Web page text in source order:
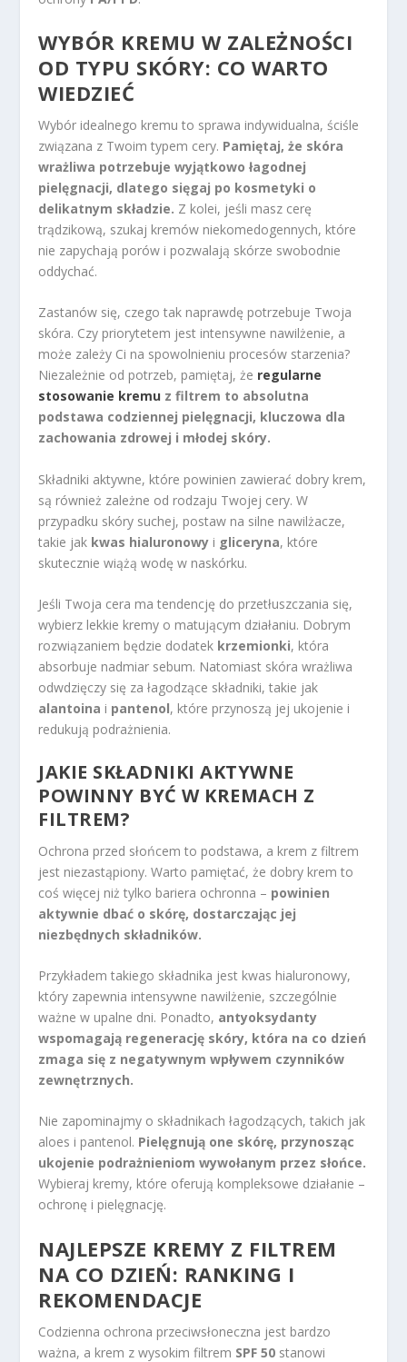
WYBÓR KREMU W ZALEŻNOŚCI
OD TYPU SKÓRY: CO WARTO
WIEDZIEĆ
Wybór idealnego kremu to sprawa indywidualna, ściśle
związana z Twoim typem cery. Pamiętaj, że skóra
wrażliwa potrzebuje wyjątkowo łagodnej
pielęgnacji, dlatego sięgaj po kosmetyki o
delikatnym składzie. Z kolei, jeśli masz cerę
trądzikową, szukaj kremów niekomedogennych, które
nie zapychają porów i pozwalają skórze swobodnie
oddychać.
Zastanów się, czego tak naprawdę potrzebuje Twoja
skóra. Czy priorytetem jest intensywne nawilżenie, a
może zależy Ci na spowolnieniu procesów starzenia?
Niezależnie od potrzeb, pamiętaj, że regularne
stosowanie kremu z filtrem to absolutna
podstawa codziennej pielęgnacji, kluczowa dla
zachowania zdrowej i młodej skóry.
Składniki aktywne, które powinien zawierać dobry krem,
są również zależne od rodzaju Twojej cery. W
przypadku skóry suchej, postaw na silne nawilżacze,
takie jak kwas hialuronowy i gliceryna, które
skutecznie wiążą wodę w naskórku.
Jeśli Twoja cera ma tendencję do przetłuszczania się,
wybierz lekkie kremy o matującym działaniu. Dobrym
rozwiązaniem będzie dodatek krzemionki, która
absorbuje nadmiar sebum. Natomiast skóra wrażliwa
odwdzięczy się za łagodzące składniki, takie jak
alantoina i pantenol, które przynoszą jej ukojenie i
redukują podrażnienia.
JAKIE SKŁADNIKI AKTYWNE
POWINNY BYĆ W KREMACH Z
FILTREM?
Ochrona przed słońcem to podstawa, a krem z filtrem
jest niezastąpiony. Warto pamiętać, że dobry krem to
coś więcej niż tylko bariera ochronna – powinien
aktywnie dbać o skórę, dostarczając jej
niezbędnych składników.
Przykładem takiego składnika jest kwas hialuronowy,
który zapewnia intensywne nawilżenie, szczególnie
ważne w upalne dni. Ponadto, antyoksydanty
wspomagają regenerację skóry, która na co dzień
zmaga się z negatywnym wpływem czynników
zewnętrznych.
Nie zapominajmy o składnikach łagodzących, takich jak
aloes i pantenol. Pielęgnują one skórę, przynosząc
ukojenie podrażnieniom wywołanym przez słońce.
Wybieraj kremy, które oferują kompleksowe działanie –
ochronę i pielęgnację.
NAJLEPSZE KREMY Z FILTREM
NA CO DZIEŃ: RANKING I
REKOMENDACJE
Codzienna ochrona przeciwsłoneczna jest bardzo
ważna, a krem z wysokim filtrem SPF 50 stanowi